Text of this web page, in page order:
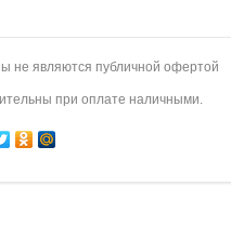
не являются публичной офертой
при оплате наличными.